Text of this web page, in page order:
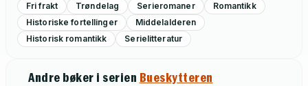
Fri frakt Trøndelag Serieromaner
Romantikk
Historiske fortellinger
Middelalderen
Historisk romantikk
Serielitteratur
Andre bøker i serien Bueskytteren